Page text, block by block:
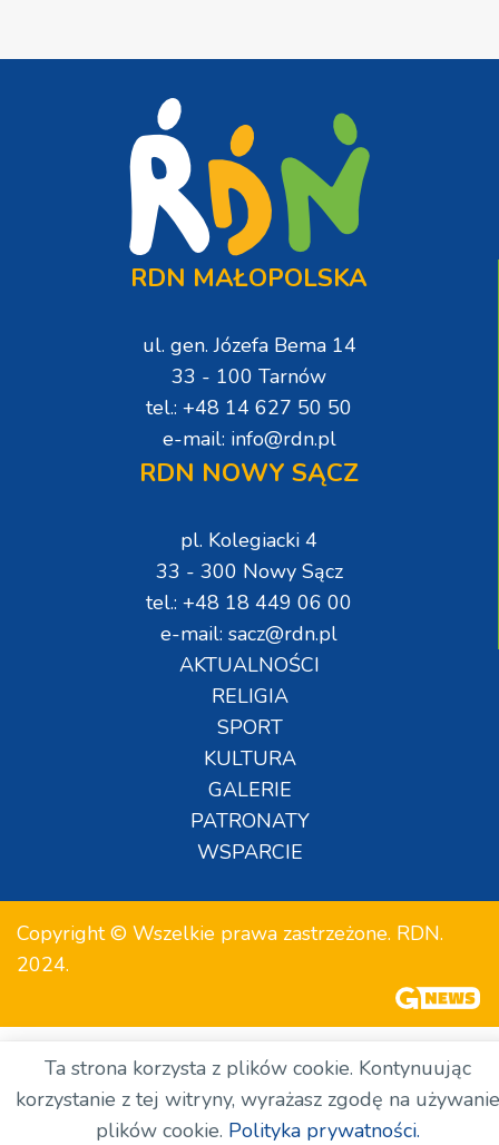
RDN MAŁOPOLSKA
ul. gen. Józefa Bema 14
33 - 100 Tarnów
tel.: +48 14 627 50 50
e-mail: info@rdn.pl
RDN NOWY SĄCZ
pl. Kolegiacki 4
33 - 300 Nowy Sącz
tel.: +48 18 449 06 00
e-mail: sacz@rdn.pl
AKTUALNOŚCI
RELIGIA
SPORT
KULTURA
GALERIE
PATRONATY
WSPARCIE
Copyright © Wszelkie prawa zastrzeżone. RDN.
2024.
Ta strona korzysta z plików cookie. Kontynuując
korzystanie z tej witryny, wyrażasz zgodę na używanie
plików cookie. Polityka prywatności.